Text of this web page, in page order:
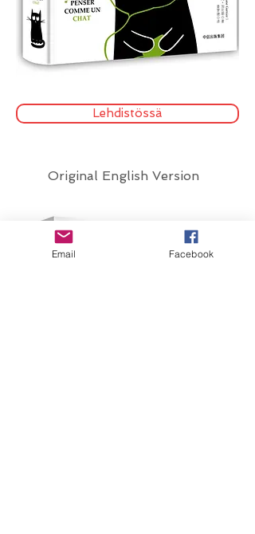
Lehdistössä
Original English Version
Email Facebook